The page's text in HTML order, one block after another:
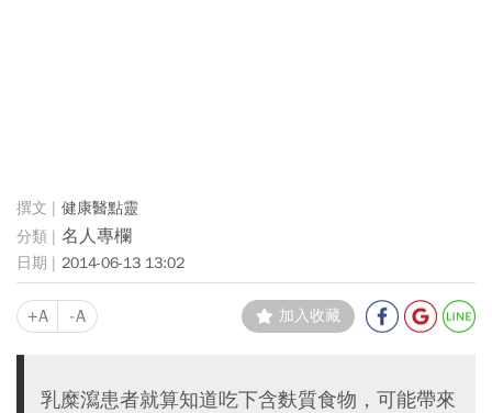
健康醫點靈
名人專欄
2014-06-13 13:02
+A -A 加入收藏
乳糜瀉患者就算知道吃下含麩質食物，可能帶來